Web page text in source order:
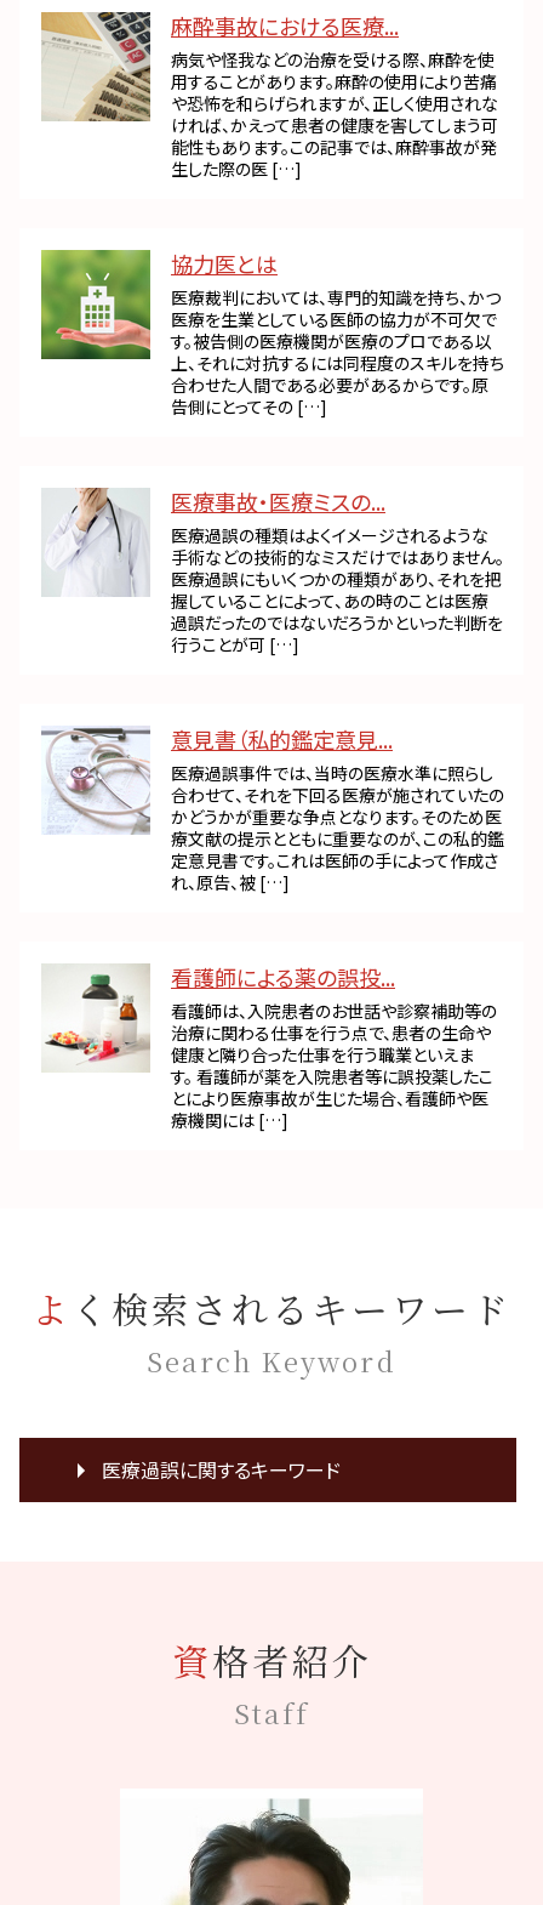
麻酔事故における医療...
病気や怪我などの治療を受ける際、麻酔を使
用することがあります。麻酔の使用により苦痛
や恐怖を和らげられますが、正しく使用されな
ければ、かえって患者の健康を害してしまう可
能性もあります。この記事では、麻酔事故が発
生した際の医 […]
協力医とは
医療裁判においては、専門的知識を持ち、かつ
医療を生業としている医師の協力が不可欠で
す。被告側の医療機関が医療のプロである以
上、それに対抗するには同程度のスキルを持ち
合わせた人間である必要があるからです。原
告側にとってその […]
医療事故・医療ミスの...
医療過誤の種類はよくイメージされるような
手術などの技術的なミスだけではありません。
医療過誤にもいくつかの種類があり、それを把
握していることによって、あの時のことは医療
過誤だったのではないだろうかといった判断を
行うことが可 […]
意見書（私的鑑定意見...
医療過誤事件では、当時の医療水準に照らし
合わせて、それを下回る医療が施されていたの
かどうかが重要な争点となります。そのため医
療文献の提示とともに重要なのが、この私的鑑
定意見書です。これは医師の手によって作成さ
れ、原告、被 […]
看護師による薬の誤投...
看護師は、入院患者のお世話や診察補助等の
治療に関わる仕事を行う点で、患者の生命や
健康と隣り合った仕事を行う職業といえま
す。 看護師が薬を入院患者等に誤投薬したこ
とにより医療事故が生じた場合、看護師や医
療機関には […]
よく検索されるキーワード
Search Keyword
医療過誤に関するキーワード
B型肝炎 訴訟
手術 ガーゼ 置き忘れ 症状資格者紹介
Staff